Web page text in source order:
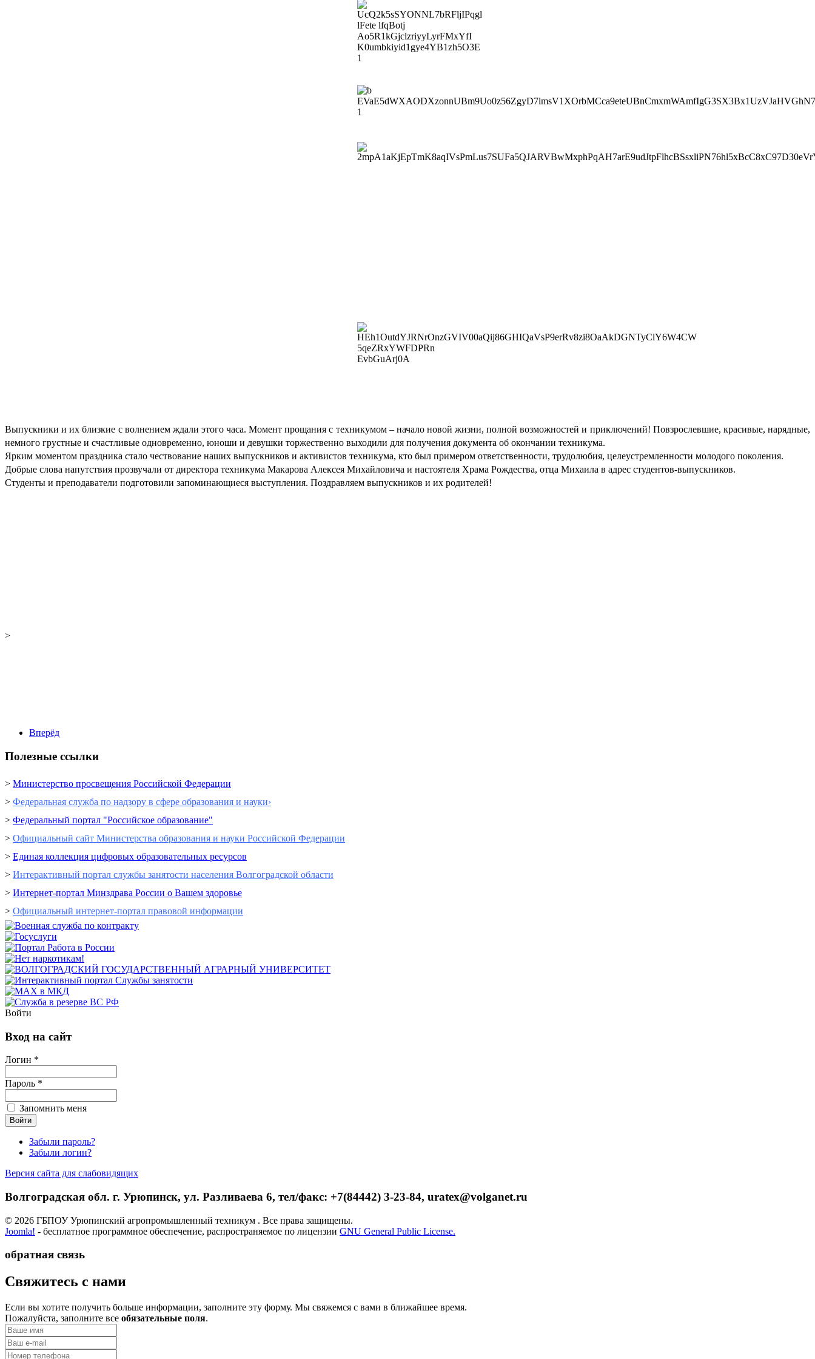
Выпускники и их близкие с волнением ждали этого часа. Момент прощания с техникумом – начало новой жизни, полной возможностей и приключений! Повзрослевшие, красивые, нарядные,
немного грустные и счастливые одновременно, юноши и девушки торжественно выходили для получения документа об окончании техникума.
Ярким моментом праздника стало чествование наших выпускников и активистов техникума, кто был примером ответственности, трудолюбия, целеустремленности молодого поколения.
Добрые слова напутствия прозвучали от директора техникума Макарова Алексея Михайловича и настоятеля Храма Рождества, отца Михаила в адрес студентов-выпускников.
Студенты и преподаватели подготовили запоминающиеся выступления. Поздравляем выпускников и их родителей!
>
Вперёд
Полезные ссылки
> Министерство просвещения Российской Федерации
> Федеральная служба по надзору в сфере образования и науки›
> Федеральный портал "Российское образование"
> Официальный сайт Министерства образования и науки Российской Федерации
> Единая коллекция цифровых образовательных ресурсов
> Интерактивный портал cлужбы занятости населения Волгоградской области
> Интернет-портал Минздрава России о Вашем здоровье
> Официальный интернет-портал правовой информации
Войти
Вход на сайт
Логин *
Пароль *
Запомнить меня
Забыли пароль?
Забыли логин?
Версия сайта для слабовидящих
Волгоградская обл. г. Урюпинск, ул. Разливаева 6, тел/факс: +7(84442) 3-23-84, uratex@volganet.ru
© 2026 ГБПОУ Урюпинский агропромышленный техникум . Все права защищены.
Joomla! - бесплатное программное обеспечение, распространяемое по лицензии GNU General Public License.
обратная связь
­Свяжитесь с нами
Если вы хотите получить больше информации, заполните эту форму. Мы свяжемся с вами в ближайшее время.
Пожалуйста, заполните все обязательные поля.